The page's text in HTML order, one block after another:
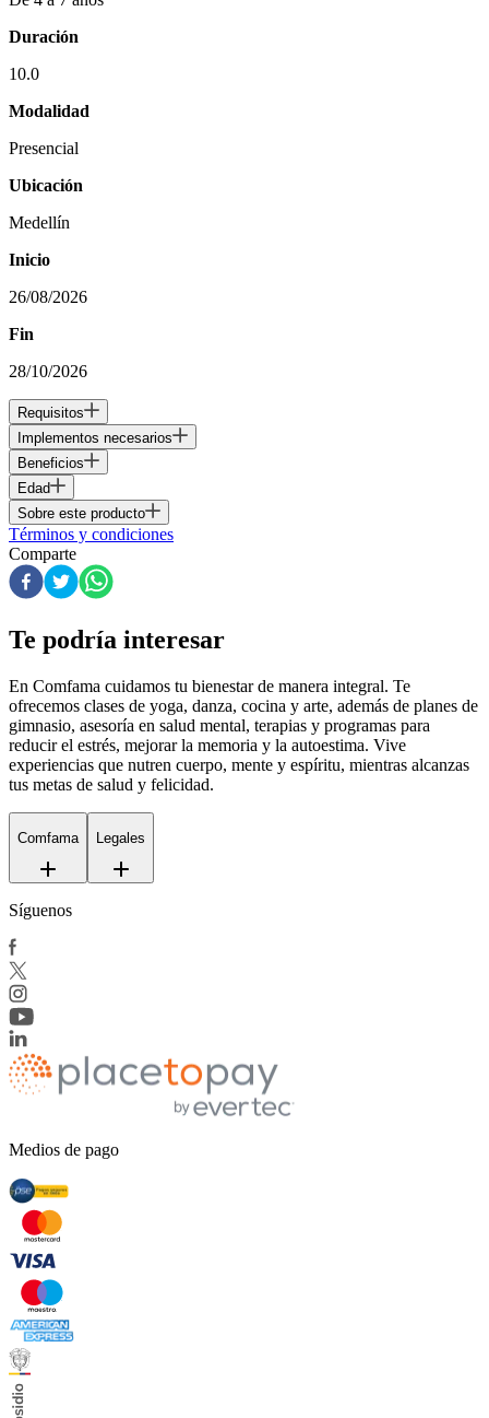
Duración
10.0
Modalidad
Presencial
Ubicación
Medellín
Inicio
26/08/2026
Fin
28/10/2026
Requisitos
Implementos necesarios
Beneficios
Edad
Sobre este producto
Términos y condiciones
Comparte
Te podría interesar
En Comfama cuidamos tu bienestar de manera integral. Te
ofrecemos clases de yoga, danza, cocina y arte, además de planes de
gimnasio, asesoría en salud mental, terapias y programas para
reducir el estrés, mejorar la memoria y la autoestima. Vive
experiencias que nutren cuerpo, mente y espíritu, mientras alcanzas
tus metas de salud y felicidad.
Comfama Legales
Síguenos
Medios de pago